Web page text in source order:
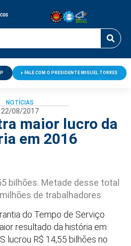
FALE COM O PRESIDENTE MIGUEL TORRES
NOTÍCIAS
22/08/2017
maior lucro da
em 2016
bilhões. Metade desse total
de trabalhadores
do Tempo de Serviço
resultado da história em
lucrou R$ 14,55 bilhões no